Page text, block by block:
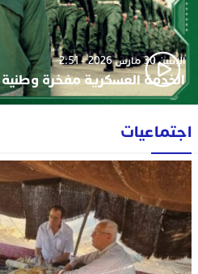
الإثنين 30 مارس 2026 - 2:51
الخدمة العسكرية مفخرة
اجتماعيات